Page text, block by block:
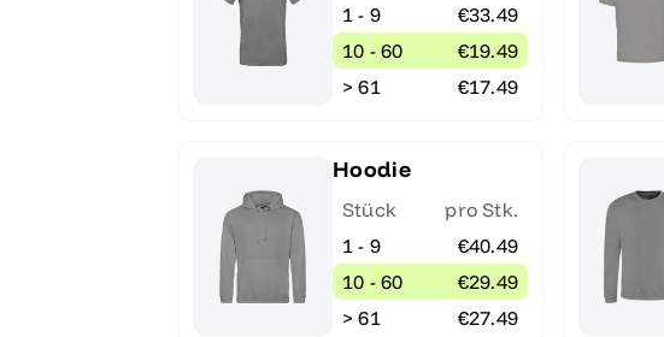
1 - 9
€33.49
10 - 60
€19.49
> 61
€17.49
Hoodie
Stück
pro Stk.
1 - 9
€40.49
10 - 60
€29.49
> 61
€27.49